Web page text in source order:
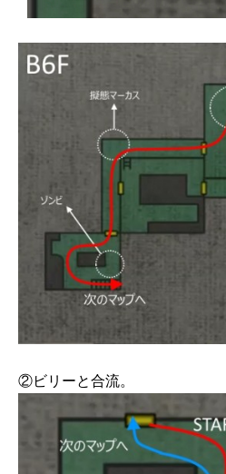
②ビリーと合流。